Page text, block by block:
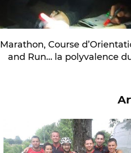
Marathon, Course
and Run… la polyvalence